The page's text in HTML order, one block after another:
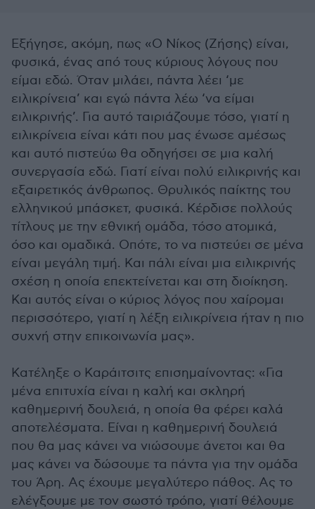
Εξήγησε, ακόμη, πως «Ο Νίκος (Ζήσης) είναι,
φυσικά, ένας από τους κύριους λόγους που
είμαι εδώ. Όταν μιλάει, πάντα λέει ‘με
ειλικρίνεια’ και εγώ πάντα λέω ‘να είμαι
ειλικρινής’. Για αυτό ταιριάζουμε τόσο, γιατί η
ειλικρίνεια είναι κάτι που μας ένωσε αμέσως
και αυτό πιστεύω θα οδηγήσει σε μια καλή
συνεργασία εδώ. Γιατί είναι πολύ ειλικρινής και
εξαιρετικός άνθρωπος. Θρυλικός παίκτης του
ελληνικού μπάσκετ, φυσικά. Κέρδισε πολλούς
τίτλους με την εθνική ομάδα, τόσο ατομικά,
όσο και ομαδικά. Οπότε, το να πιστεύει σε μένα
είναι μεγάλη τιμή. Και πάλι είναι μια ειλικρινής
σχέση η οποία επεκτείνεται και στη διοίκηση.
Και αυτός είναι ο κύριος λόγος που χαίρομαι
περισσότερο, γιατί η λέξη ειλικρίνεια ήταν η πιο
συχνή στην επικοινωνία μας».
Κατέληξε ο Καράιτσιτς επισημαίνοντας: «Για
μένα επιτυχία είναι η καλή και σκληρή
καθημερινή δουλειά, η οποία θα φέρει καλά
αποτελέσματα. Είναι η καθημερινή δουλειά
που θα μας κάνει να νιώσουμε άνετοι και θα
μας κάνει να δώσουμε τα πάντα για την ομάδα
του Άρη. Ας έχουμε μεγαλύτερο πάθος. Ας το
ελέγξουμε με τον σωστό τρόπο, γιατί θέλουμε